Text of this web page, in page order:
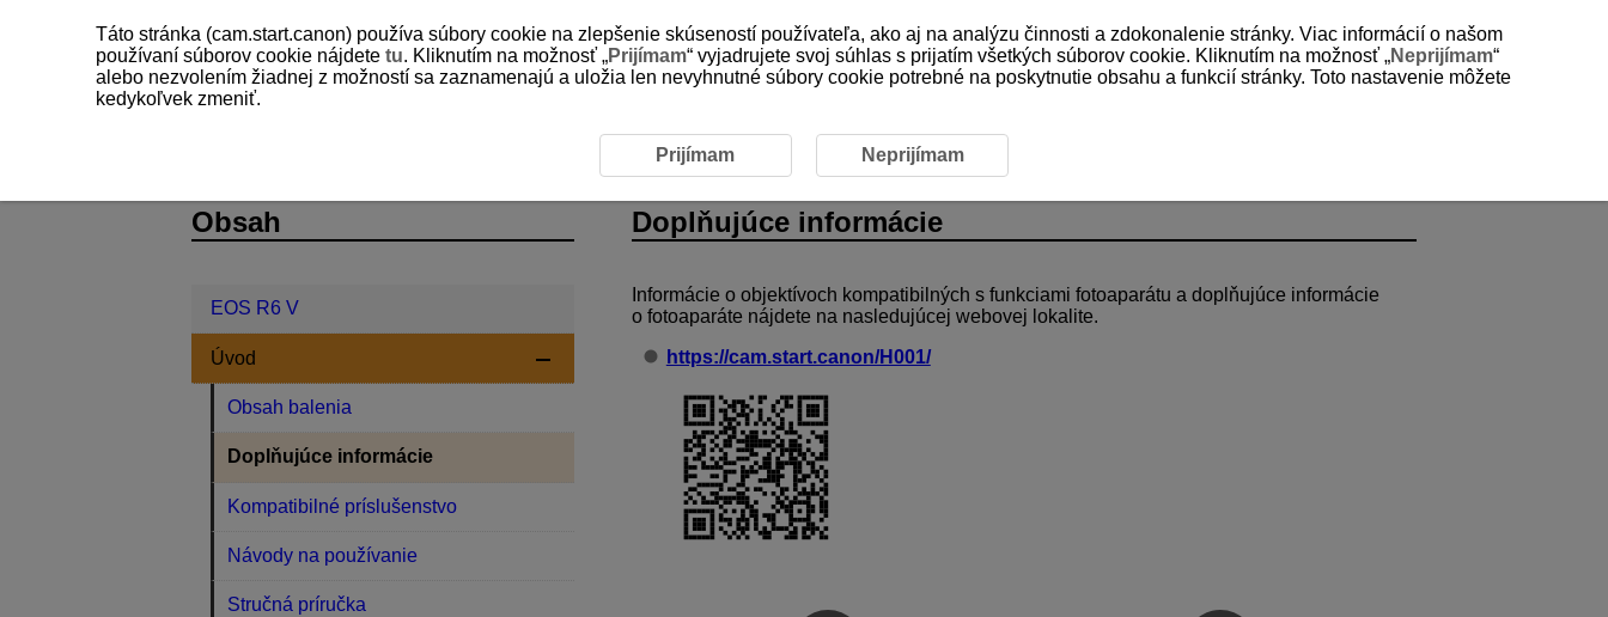
Doplňujúce informácie
Informácie o objektívoch kompatibilných s funkciami fotoaparátu a doplňujúce informácie
o fotoaparáte nájdete na nasledujúcej webovej lokalite.
https://cam.start.canon/H001/
Obsah
EOS R6 V
Úvod
Obsah balenia
Doplňujúce informácie
Kompatibilné príslušenstvo
Návody na používanie
Stručná príručka
Táto stránka (cam.start.canon) používa súbory cookie na zlepšenie skúseností používateľa, ako aj na analýzu činnosti a zdokonalenie stránky. Viac informácií o našom
používaní súborov cookie nájdete tu. Kliknutím na možnosť „Prijímam“ vyjadrujete svoj súhlas s prijatím všetkých súborov cookie. Kliknutím na možnosť „Neprijímam“
alebo nezvolením žiadnej z možností sa zaznamenajú a uložia len nevyhnutné súbory cookie potrebné na poskytnutie obsahu a funkcií stránky. Toto nastavenie môžete
kedykoľvek zmeniť.
Prijímam Neprijímam